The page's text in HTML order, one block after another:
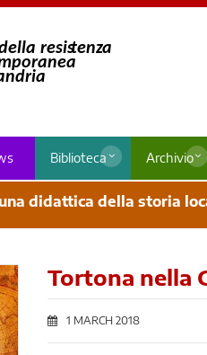
Biblioteca Archivio
didattica della storia
Tortona nella
1 MARCH 2018